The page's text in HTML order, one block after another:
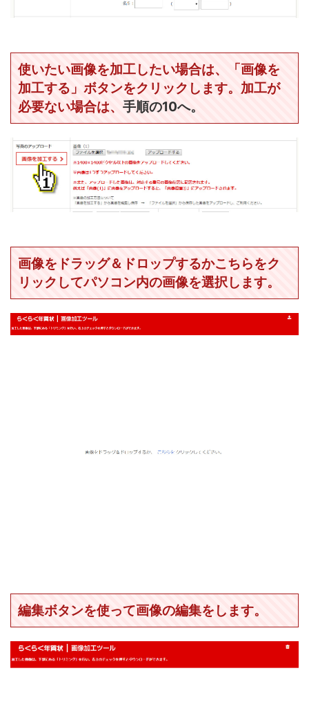
使いたい画像を加工したい場合は、「画像を
加工する」ボタンをクリックします。加工が
必要ない場合は、 手順の10へ。
画像をドラッグ＆ドロップするかこちらをク
リックしてパソコン内の画像を選択します。
編集ボタンを使って画像の編集をします。